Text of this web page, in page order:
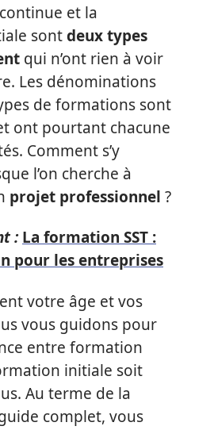
et la
sontdeux types
qui n’ont rien à voir
Les dénominations
de formations sont
ont pourtant chacune
Comment s’y
l’on cherche à
projet professionnel ?
: La formation SST :
pour les entreprises
votre âge et vos
vous guidons pour
entre formation
initiale soit
Au terme de la
complet, vous